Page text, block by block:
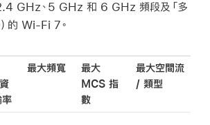
GHz、5 GHz 和 6 GHz 頻段及「多
的 Wi-Fi 7。
率
最大頻寬
最大
MCS 指
數
最大空間流
/ 類型